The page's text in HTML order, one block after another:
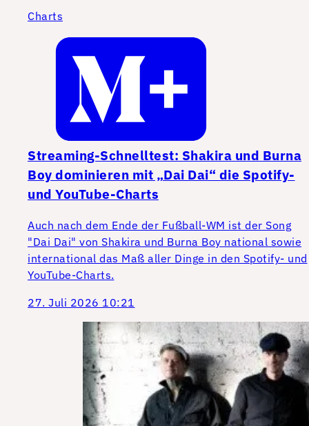
Charts
Streaming-Schnelltest: Shakira und Burna
Boy dominieren mit „Dai Dai“ die Spotify-
und YouTube-Charts
Auch nach dem Ende der Fußball-WM ist der Song
"Dai Dai" von Shakira und Burna Boy national sowie
international das Maß aller Dinge in den Spotify- und
YouTube-Charts.
27. Juli 2026 10:21